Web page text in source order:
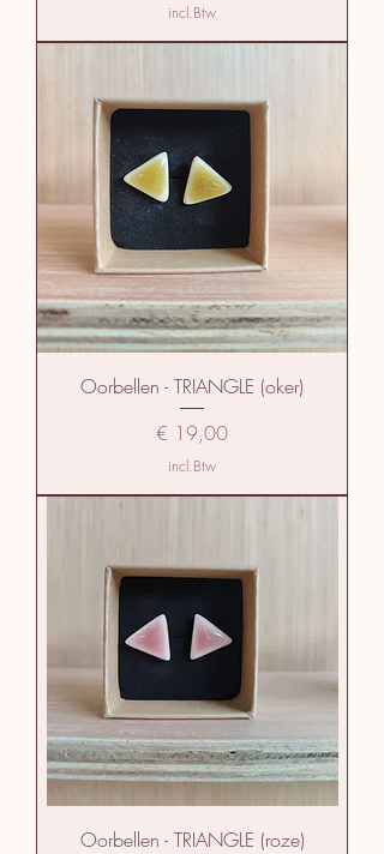
incl.Btw
Oorbellen - TRIANGLE (oker)
Prijs
€ 19,00
incl.Btw
Oorbellen - TRIANGLE (roze)